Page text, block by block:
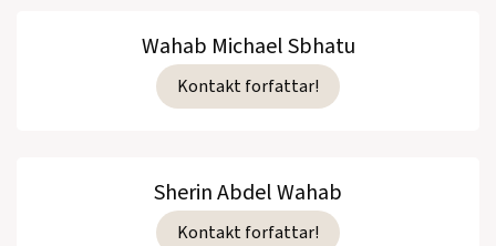
Wahab Michael Sbhatu
Kontakt forfattar!
Sherin Abdel Wahab
Kontakt forfattar!